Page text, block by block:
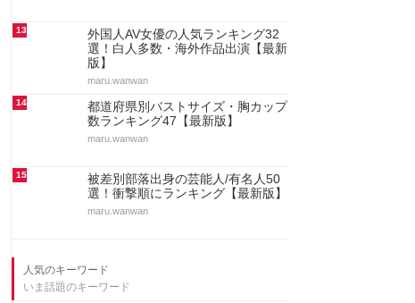
13
外国人AV女優の人気ランキング32
選！白人多数・海外作品出演【最新
版】
maru.wanwan
14
都道府県別バストサイズ・胸カップ
数ランキング47【最新版】
maru.wanwan
15
被差別部落出身の芸能人/有名人50
選！衝撃順にランキング【最新版】
maru.wanwan
人気のキーワード
いま話題のキーワード